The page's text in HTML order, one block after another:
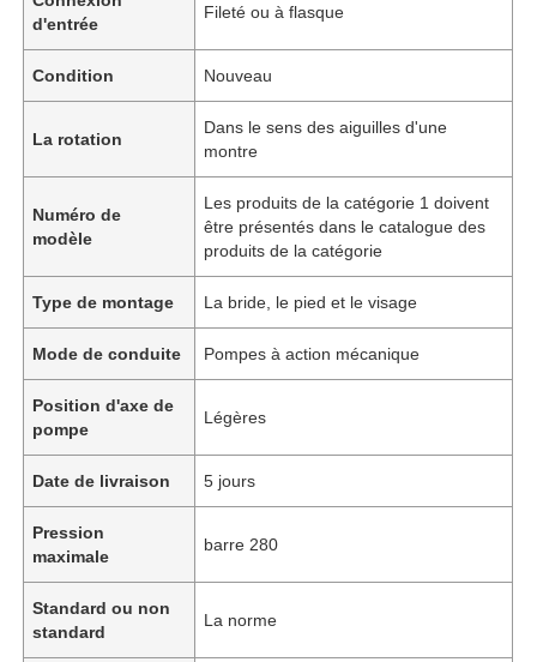
d'entrée
Fileté ou à flasque
Condition Nouveau
La rotation
Dans le sens des aiguilles d'une
montre
Numéro de
modèle
Les produits de la catégorie 1 doivent
être présentés dans le catalogue des
produits de la catégorie
Type de montage La bride, le pied et le visage
Mode de conduite Pompes à action mécanique
Position d'axe de
pompe
Légères
Date de livraison 5 jours
Pression
maximale
barre 280
Standard ou non
standard
La norme